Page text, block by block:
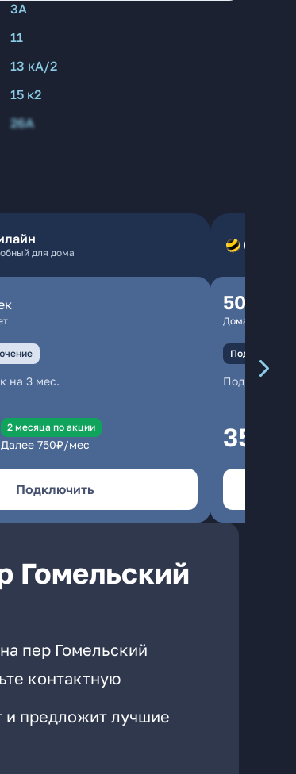
3А
11
13 кА/2
15 к2
26А
для дома
на 3 мес.
2 месяцa по акции
Далее 750₽/мес
Подключить
500
Домашний
Подключение
350
Гомельский
пер Гомельский
контактную
и предложит лучшие